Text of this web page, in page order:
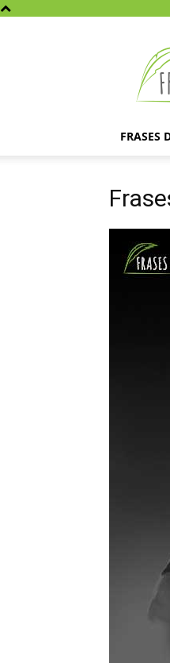
FRASES